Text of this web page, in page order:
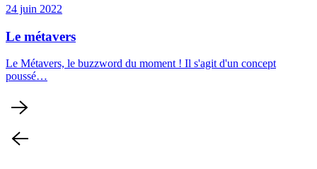
24 juin 2022
Le métavers
Le Métavers, le buzzword du moment ! Il s'agit d'un concept
poussé…